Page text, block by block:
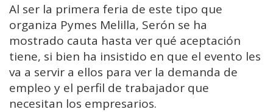
Al ser la primera feria de este tipo que
organiza Pymes Melilla, Serón se ha
mostrado cauta hasta ver qué aceptación
tiene, si bien ha insistido en que el evento les
va a servir a ellos para ver la demanda de
empleo y el perfil de trabajador que
necesitan los empresarios.